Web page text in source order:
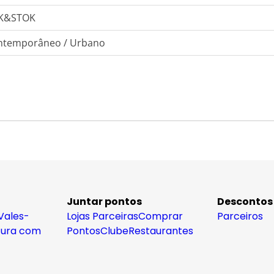
/ Urbano
com
Juntar pontos
Lojas ParceirasComprar
PontosClubeRestaurantes
Descontos
Parceiros